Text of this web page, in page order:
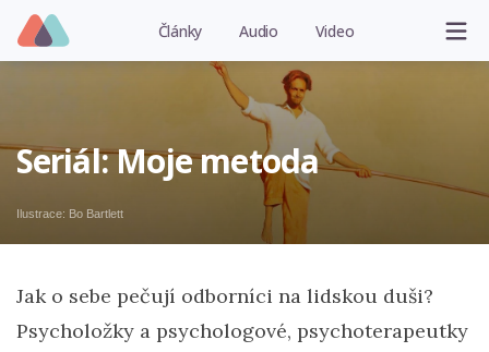
Články Audio Video
Seriál: Moje metoda
Ilustrace: Bo Bartlett
Jak o sebe pečují odborníci na lidskou duši?
Psycholožky a psychologové, psychoterapeutky